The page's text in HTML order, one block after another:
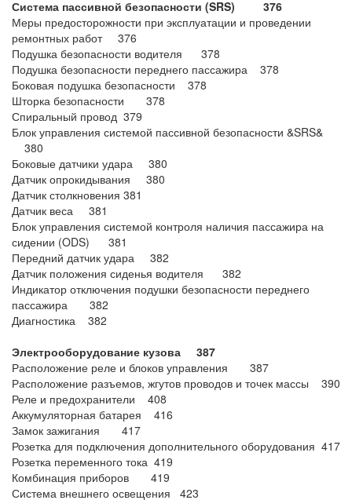
Система пассивной безопасности (SRS) 376
Меры предосторожности при эксплуатации и проведении
ремонтных работ 376
Подушка безопасности водителя 378
Подушка безопасности переднего пассажира 378
Боковая подушка безопасности 378
Шторка безопасности 378
Спиральный провод 379
Блок управления системой пассивной безопасности &SRS&
380
Боковые датчики удара 380
Датчик опрокидывания 380
Датчик столкновения 381
Датчик веса 381
Блок управления системой контроля наличия пассажира на
сидении (ODS) 381
Передний датчик удара 382
Датчик положения сиденья водителя 382
Индикатор отключения подушки безопасности переднего
пассажира 382
Диагностика 382
Электрооборудование кузова 387
Расположение реле и блоков управления 387
Расположение разъемов, жгутов проводов и точек массы 390
Реле и предохранители 408
Аккумуляторная батарея 416
Замок зажигания 417
Розетка для подключения дополнительного оборудования 417
Розетка переменного тока 419
Комбинация приборов 419
Система внешнего освещения 423